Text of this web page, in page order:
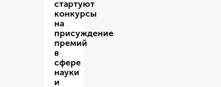
стартуют
конкурсы
на
присуждение
премий
в
сфере
науки
и